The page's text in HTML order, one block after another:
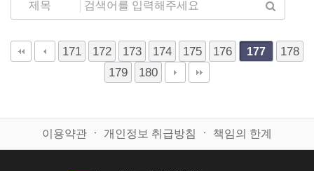
171 172 173 174 175 176 177
178
179
180
이용약관 ㆍ 개인정보 취급방침 ㆍ 책임의 한계